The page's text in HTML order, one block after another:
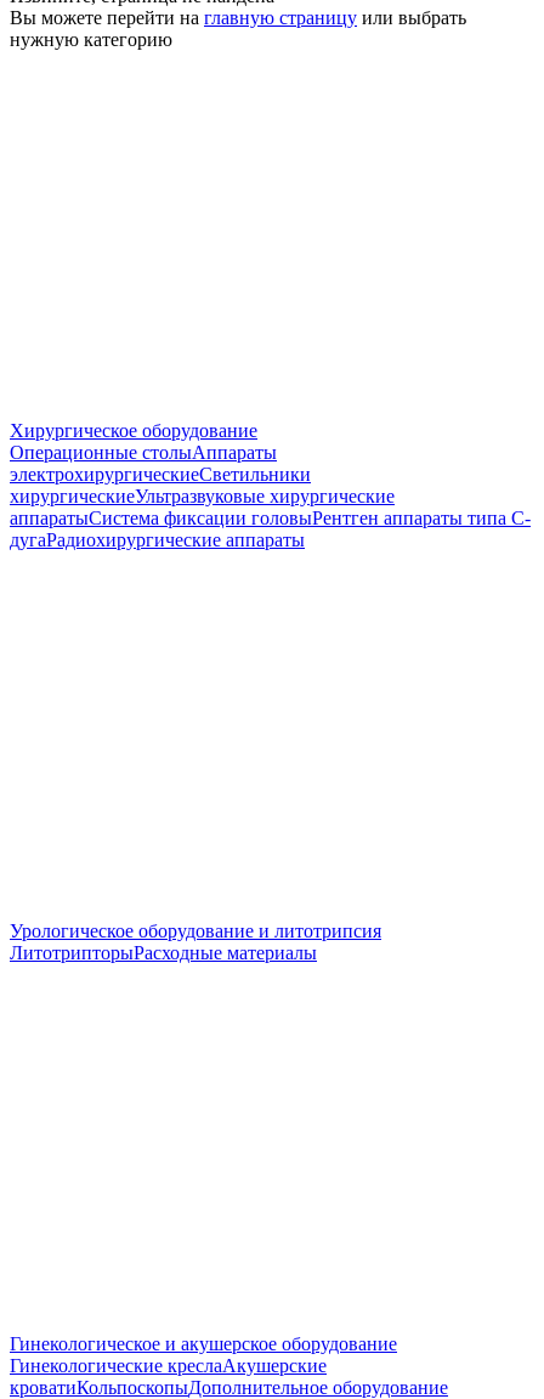
Вы можете перейти на главную страницу или выбрать
нужную категорию
Хирургическое оборудование
Операционные столыАппараты
электрохирургическиеСветильники
хирургическиеУльтразвуковые хирургические
аппаратыСистема фиксации головыРентген аппараты типа С-
дугаРадиохирургические аппараты
Урологическое оборудование и литотрипсия
ЛитотрипторыРасходные материалы
Гинекологическое и акушерское оборудование
Гинекологические креслаАкушерские
кроватиКольпоскопыДополнительное оборудование